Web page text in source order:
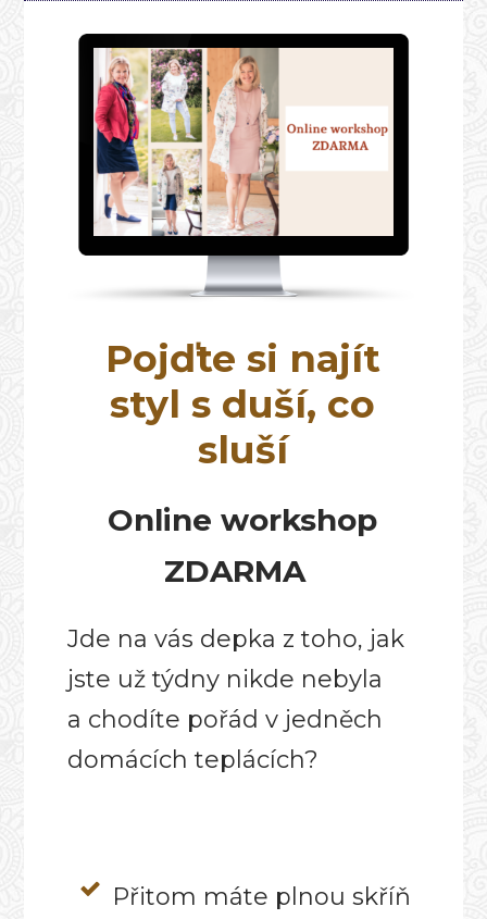
Pojďte si najít
styl s duší, co
sluší
Online workshop
ZDARMA
Jde na vás depka z toho, jak
jste už týdny nikde nebyla
a chodíte pořád v jedněch
domácích teplácích?
Přitom máte plnou skříň